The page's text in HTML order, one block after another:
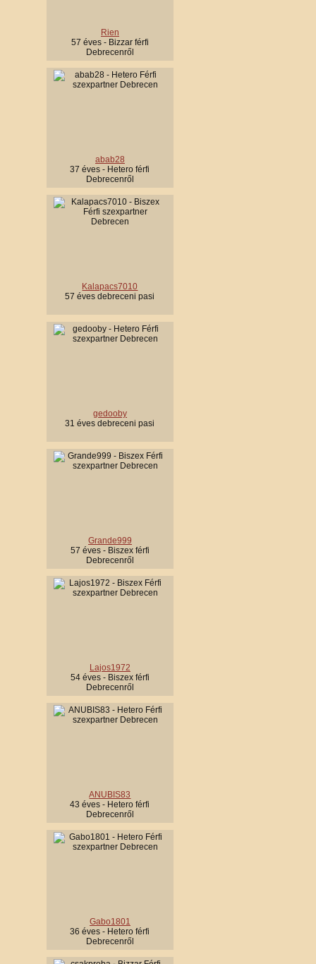
Rien
57 éves - Bizzar férfi
Debrecenről
abab28
37 éves - Hetero férfi
Debrecenről
Kalapacs7010
57 éves debreceni pasi
gedooby
31 éves debreceni pasi
Grande999
57 éves - Biszex férfi
Debrecenről
Lajos1972
54 éves - Biszex férfi
Debrecenről
ANUBIS83
43 éves - Hetero férfi
Debrecenről
Gabo1801
36 éves - Hetero férfi
Debrecenről